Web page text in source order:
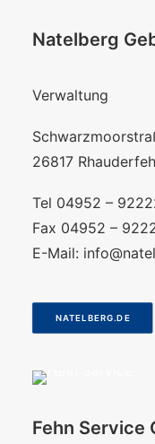
Natelberg
Verwaltung
26817
Tel 04952 –
Fax 04952 –
E-Mail:
NATELBERG.DE
Fehn Service